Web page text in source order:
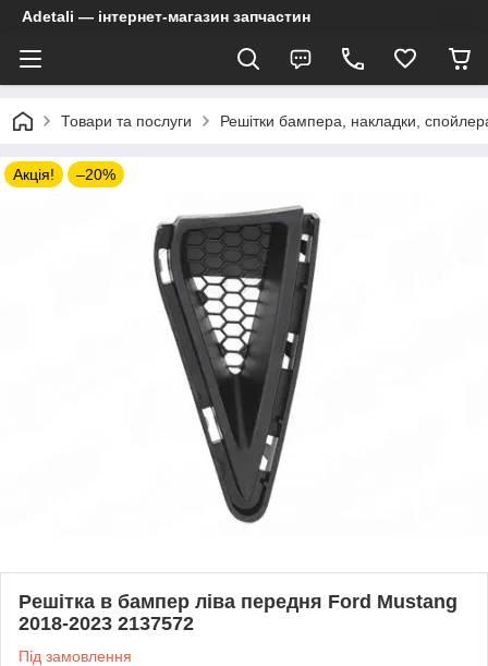
Adetali — інтернет-магазин запчастин
Товари та послуги Решітки бампера, накладки,
Акція! –20%
Решітка в бампер ліва передня Ford Mustang
2018-2023 2137572
Під замовлення